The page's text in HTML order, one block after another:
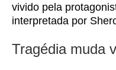
vivido pela
interpretada por
Tragédia muda